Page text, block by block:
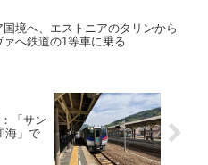
国境へ、エストニアのタリンから
ァへ鉄道の1等車に乗る
「サン
海」で